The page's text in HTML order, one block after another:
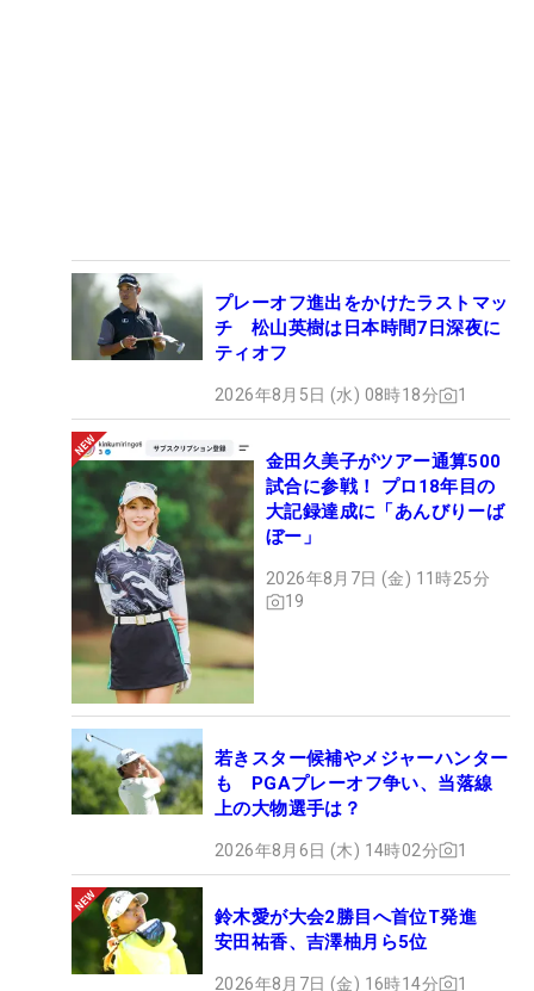
プレーオフ進出をかけたラストマッ
チ 松山英樹は日本時間7日深夜に
ティオフ
2026年8月5日 (水) 08時18分 1
金田久美子がツアー通算500
試合に参戦！ プロ18年目の
大記録達成に「あんびりーば
ぼー」
2026年8月7日 (金) 11時25分
19
若きスター候補やメジャーハンター
も PGAプレーオフ争い、当落線
上の大物選手は？
2026年8月6日 (木) 14時02分 1
鈴木愛が大会2勝目へ首位T発進
安田祐香、吉澤柚月ら5位
2026年8月7日 (金) 16時14分 1